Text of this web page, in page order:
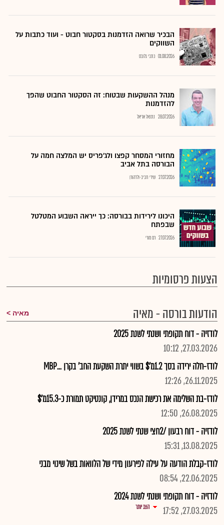
הבכיר שרואה הזדמנות בסקטור חבוט - ועוד כתבות על
השווקים
01.08.2026 כתבי גלובס
מנהל ההשקעות שבטוח: זה הסקטור החבוט שהפך
להזדמנות
28.07.2026 נתנאל אריאל
מחזורי המסחר קפצו ולג'פריס יש המלצה חמה על
הבורסה בתל אביב
27.07.2026 שירי חביב-ולדהורן
היכונו לירידות בבורסה: כך ייראה השבוע המטלטל
שבפתח
27.07.2026 רם מורי
הצעות פרסומיות
הודעות בורסה - מאיה
מאיה
לודזיה - דוח תקופתי ושנתי לשנת 2025
27.03.2026, 10:12
לודז-חלה ירידה בסך 1.2מ'$ בשווי יתרת השקעת החב' בקרן ...MBP
26.11.2025, 12:26
לודז-בת השלימה את רכישת הנכס במרידן, קונטיקט תמורת כ-15.3מ'$
26.08.2025, 12:50
לודזיה - דוח רבעון /2חצי שנתי לשנת 2025
13.08.2025, 15:31
לודז-קבלת הודעה על עילה לפירעון מידי של הלוואות בשל שינוי מבני
22.06.2025, 08:54
לודזיה - דוח תקופתי ושנתי לשנת 2024
27.03.2025, 17:52
הצג יותר